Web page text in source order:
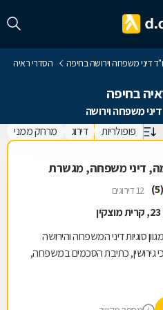
דיני משפחה וירושה בחיפה
הסדרי ראיה
בחיפה
פופולריות דירוג מרחק ממני
דיני משפחה, מגשרת
(5) 12 דירוגים
סוגיות דיני המשפחה והירושה
גירושין, כתיבת הסכמים במשפחה,